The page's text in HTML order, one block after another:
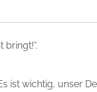
ist wichtig, unser